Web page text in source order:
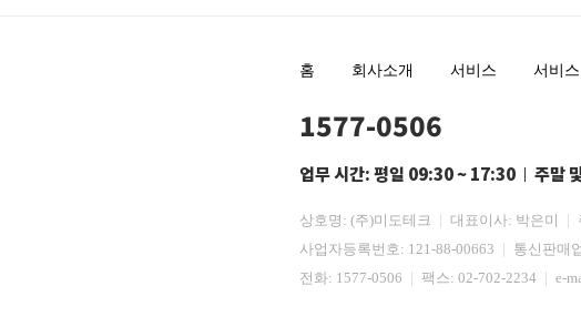
홈 회사소개 서비스 서비
1577-0506
업무 시간: 평일 09:30 ~ 17:30 주말
상호명: (주)미도테크 대표이사: 박은미
사업자등록번호: 121-88-00663
통신판매
전화: 1577-0506 팩스: 02-702-2234 e-